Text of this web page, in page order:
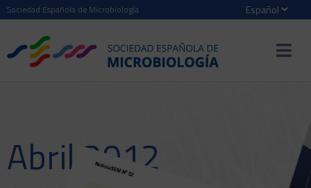
Sociedad Española de Microbiología
Abril 2012